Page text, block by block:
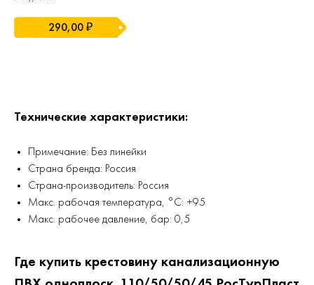
290,00 ₽
Технические характеристики:
Примечание: Без линейки
Страна бренда: Россия
Страна-производитель: Россия
Макс. рабочая температура, °C: +95
Макс. рабочее давление, бар: 0,5
Где купить крестовину канализационную